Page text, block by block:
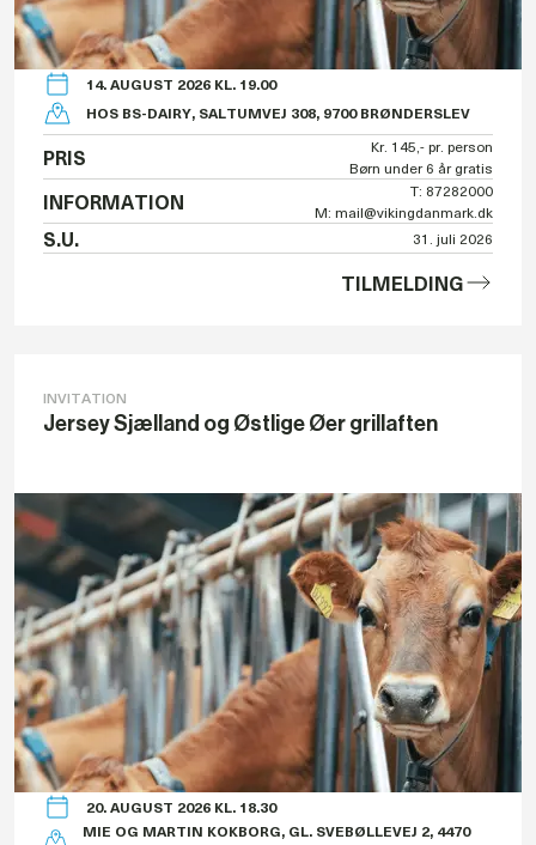
14. AUGUST 2026 KL. 19.00
HOS BS-DAIRY, SALTUMVEJ 308, 9700 BRØNDERSLEV
PRIS
Kr. 145,- pr. person
Børn under 6 år gratis
INFORMATION
T: 87282000
M: mail@vikingdanmark.dk
S.U. 31. juli 2026
TILMELDING
INVITATION
Jersey Sjælland og Østlige Øer grillaften
20. AUGUST 2026 KL. 18.30
MIE OG MARTIN KOKBORG, GL. SVEBØLLEVEJ 2, 4470